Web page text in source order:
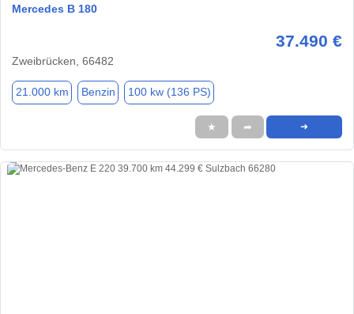
Mercedes B 180
37.490 €
Zweibrücken, 66482
21.000 km Benzin 100 kw (136 PS)
★ ➦ ➜